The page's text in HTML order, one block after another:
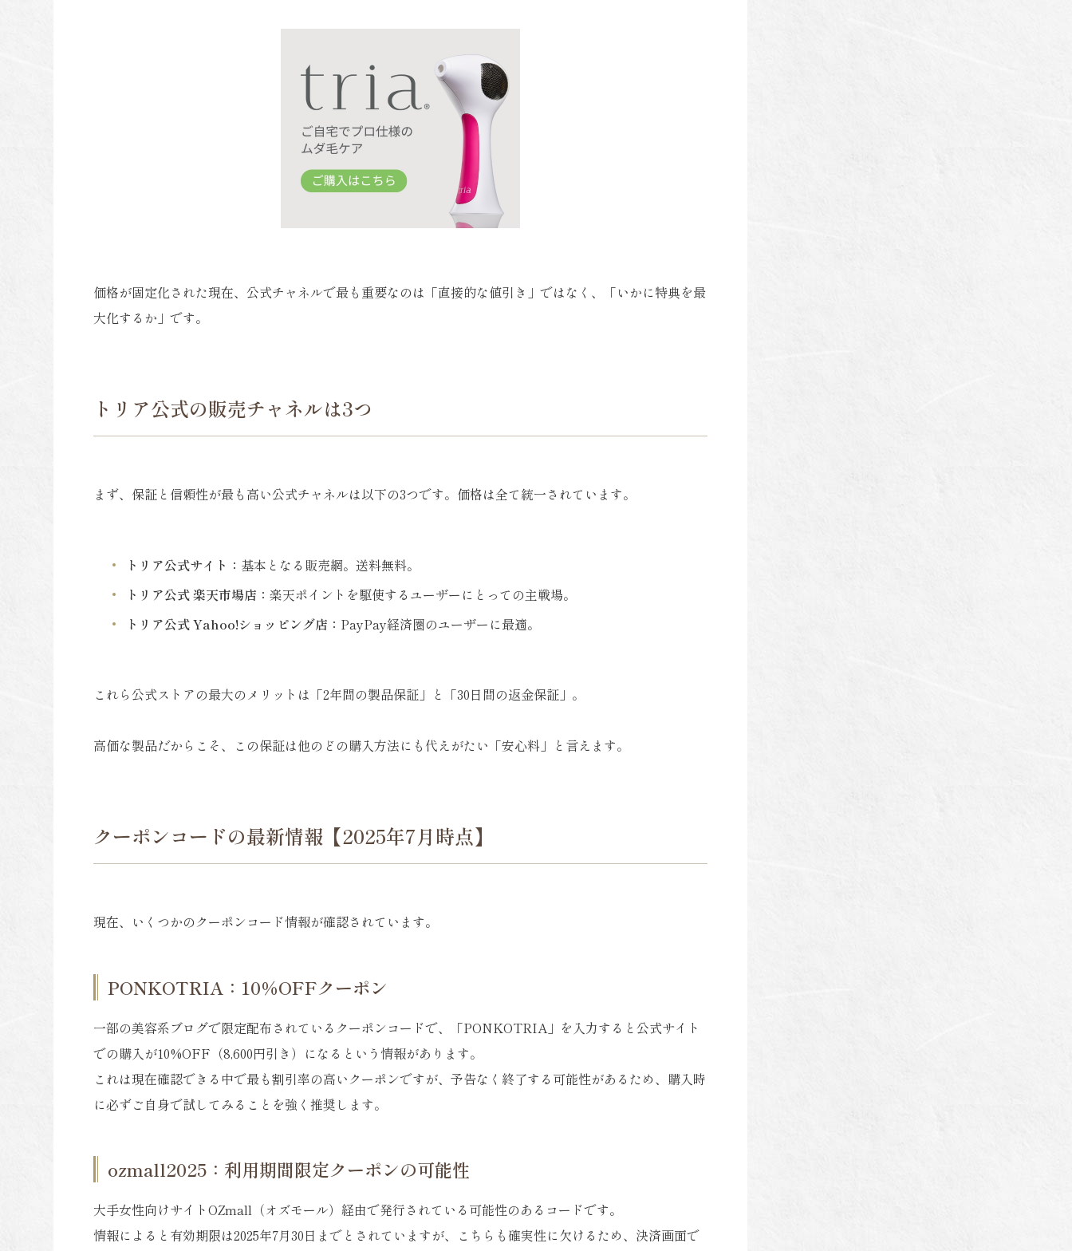
価格が固定化された現在、公式チャネルで最も重要なのは「直接的な値引き」ではなく、「いかに特典を最
大化するか」です。
トリア公式の販売チャネルは3つ
まず、保証と信頼性が最も高い公式チャネルは以下の3つです。価格は全て統一されています。
トリア公式サイト： 基本となる販売網。送料無料。
トリア公式 楽天市場店：楽天ポイントを駆使するユーザーにとっての主戦場。
トリア公式 Yahoo!ショッピング店： PayPay経済圏のユーザーに最適。
これら公式ストアの最大のメリットは「2年間の製品保証」と「30日間の返金保証」。
高価な製品だからこそ、この保証は他のどの購入方法にも代えがたい「安心料」と言えます。
クーポンコードの最新情報【2025年7月時点】
現在、いくつかのクーポンコード情報が確認されています。
PONKOTRIA：10%OFFクーポン
一部の美容系ブログで限定配布されているクーポンコードで、「PONKOTRIA」を入力すると公式サイト
での購入が10%OFF（8,600円引き）になるという情報があります。
これは現在確認できる中で最も割引率の高いクーポンですが、予告なく終了する可能性があるため、購入時
に必ずご自身で試してみることを強く推奨します。
ozmall2025：利用期間限定クーポンの可能性
大手女性向けサイトOZmall（オズモール）経由で発行されている可能性のあるコードです。
情報によると有効期限は2025年7月30日までとされていますが、こちらも確実性に欠けるため、決済画面で